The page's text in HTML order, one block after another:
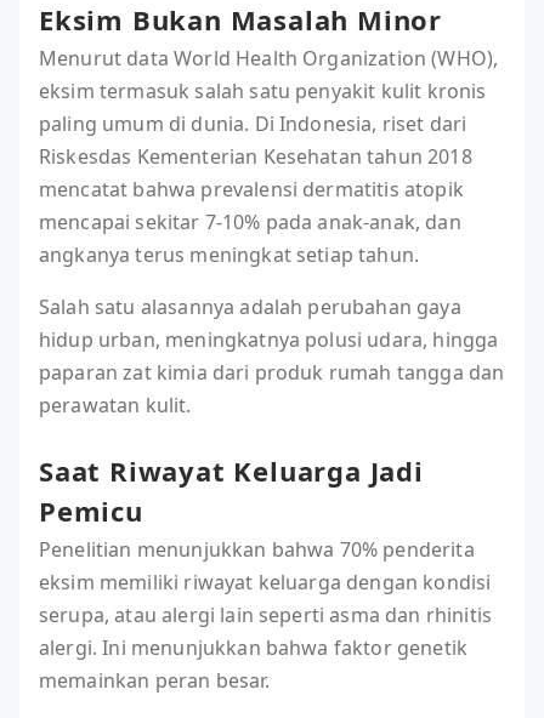
Eksim Bukan Masalah Minor
Menurut data World Health Organization (WHO),
eksim termasuk salah satu penyakit kulit kronis
paling umum di dunia. Di Indonesia, riset dari
Riskesdas Kementerian Kesehatan tahun 2018
mencatat bahwa prevalensi dermatitis atopik
mencapai sekitar 7-10% pada anak-anak, dan
angkanya terus meningkat setiap tahun.
Salah satu alasannya adalah perubahan gaya
hidup urban, meningkatnya polusi udara, hingga
paparan zat kimia dari produk rumah tangga dan
perawatan kulit.
Saat Riwayat Keluarga Jadi
Pemicu
Penelitian menunjukkan bahwa 70% penderita
eksim memiliki riwayat keluarga dengan kondisi
serupa, atau alergi lain seperti asma dan rhinitis
alergi. Ini menunjukkan bahwa faktor genetik
memainkan peran besar.